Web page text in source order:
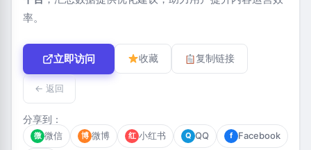
率。
立即访问 收藏 复制链接
← 返回
分享到：
微 微信 博 微博 红 小红书 Q QQ f Facebook